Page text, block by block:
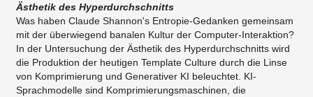
Ästhetik des Hyperdurchschnitts
Was haben Claude Shannon's Entropie-Gedanken gemeinsam
mit der überwiegend banalen Kultur der Computer-Interaktion?
In der Untersuchung der Ästhetik des Hyperdurchschnitts wird
die Produktion der heutigen Template Culture durch die Linse
von Komprimierung und Generativer KI beleuchtet. KI-
Sprachmodelle sind Komprimierungsmaschinen, die